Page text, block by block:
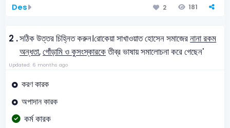
Des 2 181
2 .সঠিক উত্তর চিহ্নিত করুন।রোকেয়া সাখাওয়াত হোসেন সমাজেরনানা রকম
অন্ধতা,গোঁড়ামি ও কুসংস্কারকেতীব্র ভাষায় সমালোচনা করে গেছেন'
Updated: 6 months ago
করণ কারক
অপাদান কারক
কর্ম কারক